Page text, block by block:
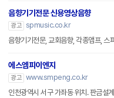
음향기기전문 신용영상음향
광고 spmusic.co.kr
음향기기전문, 교회음향, 각종앰프, 스
에스엠피이엔지
광고 www.smpeng.co.kr
인천광역시 서구 가좌동 위치. 판금설